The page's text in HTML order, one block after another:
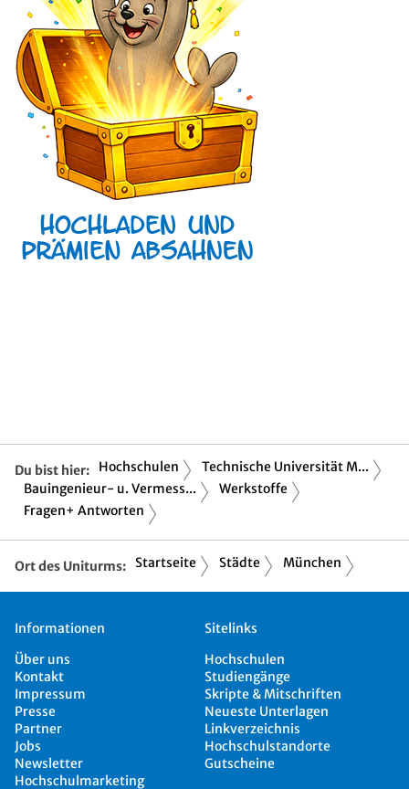
Du bist hier: Hochschulen
Technische Universität M...
Bauingenieur- u. Vermess...
Werkstoffe
Fragen+ Antworten
Ort des Uniturms: Startseite Städte München
Informationen
Über uns
Kontakt
Impressum
Presse
Partner
Jobs
Newsletter
Hochschulmarketing
Sitelinks
Hochschulen
Studiengänge
Skripte & Mitschriften
Neueste Unterlagen
Linkverzeichnis
Hochschulstandorte
Gutscheine